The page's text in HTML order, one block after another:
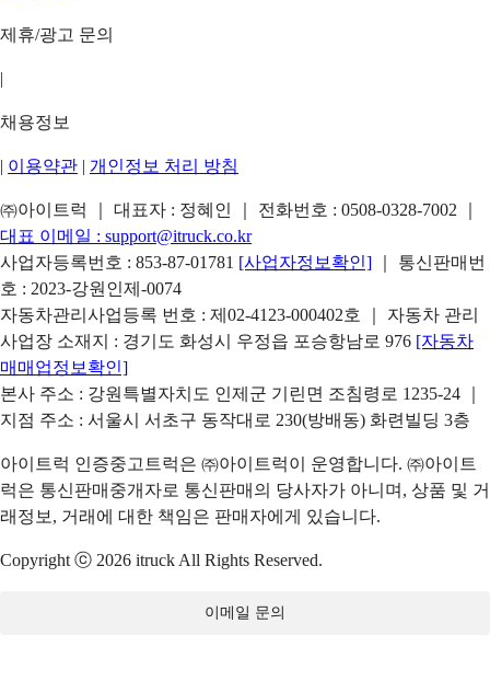
제휴/광고 문의
|
채용정보
| 이용약관 | 개인정보 처리 방침
㈜아이트럭 ｜ 대표자 : 정혜인 ｜ 전화번호 : 0508-0328-7002
대표 이메일 : support@itruck.co.kr
사업자등록번호 : 853-87-01781 [사업자정보확인]
｜ 통신판매번
호 : 2023-강원인제-0074
자동차관리사업등록 번호 : 제02-4123-000402호 ｜ 자동차 관리
사업장 소재지 : 경기도 화성시 우정읍 포승항남로 976 [자동차
매매업정보확인]
본사 주소 : 강원특별자치도 인제군 기린면 조침령로 1235-24 ｜
지점 주소 : 서울시 서초구 동작대로 230(방배동) 화련빌딩 3층
아이트럭 인증중고트럭은 ㈜아이트럭이 운영합니다. ㈜아이트
럭은 통신판매중개자로 통신판매의 당사자가 아니며, 상품 및 거
래정보, 거래에 대한 책임은 판매자에게 있습니다.
Copyright ⓒ 2026 itruck All Rights Reserved.
이메일 문의